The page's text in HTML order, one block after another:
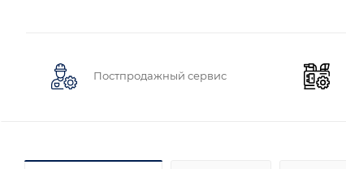
Постпродажный сервис